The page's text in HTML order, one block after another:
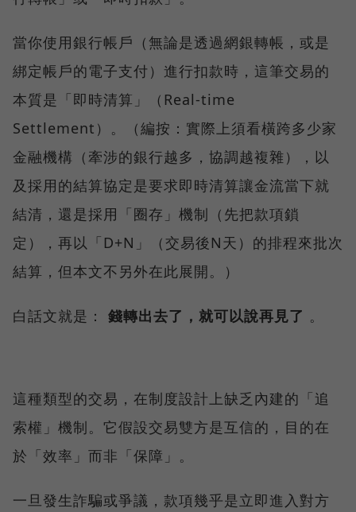
當你使用銀行帳戶（無論是透過網銀轉帳，或是
綁定帳戶的電子支付）進行扣款時，這筆交易的
本質是「即時清算」（Real-time
Settlement）。（編按：實際上須看橫跨多少家
金融機構（牽涉的銀行越多，協調越複雜），以
及採用的結算協定是要求即時清算讓金流當下就
結清，還是採用「圈存」機制（先把款項鎖
定），再以「D+N」（交易後N天）的排程來批次
結算，但本文不另外在此展開。）
白話文就是： 錢轉出去了，就可以說再見了 。
這種類型的交易，在制度設計上缺乏內建的「追
索權」機制。它假設交易雙方是互信的，目的在
於「效率」而非「保障」。
一旦發生詐騙或爭議，款項幾乎是立即進入對方